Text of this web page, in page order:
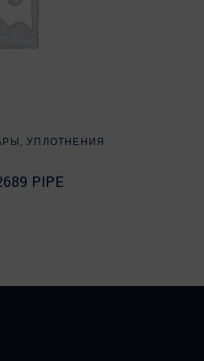
more
,УПЛОТНЕНИЯ
PIPE